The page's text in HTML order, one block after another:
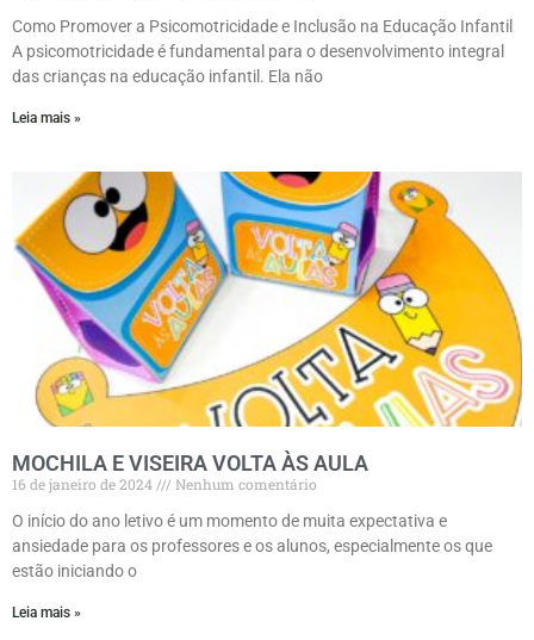
Como Promover a Psicomotricidade e Inclusão na Educação Infantil
A psicomotricidade é fundamental para o desenvolvimento integral
das crianças na educação infantil. Ela não
Leia mais »
MOCHILA E VISEIRA VOLTA ÀS AULA
16 de janeiro de 2024
Nenhum comentário
O início do ano letivo é um momento de muita expectativa e
ansiedade para os professores e os alunos, especialmente os que
estão iniciando o
Leia mais »